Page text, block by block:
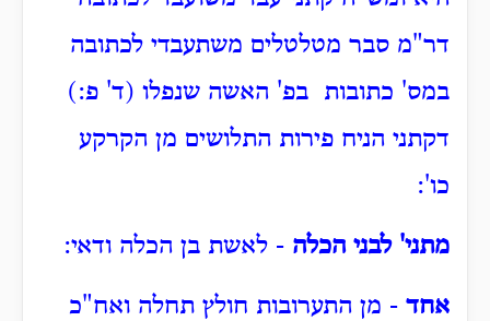
דר"מ סבר מטלטלים משתעבדי לכתובה
במס' כתובות בפ' האשה שנפלו (ד' פ:)
דקתני הניח פירות התלושים מן הקרקע
כו':
מתני' לבני הכלה - לאשת בן הכלה ודאי:
אחד - מן התערובות חולץ תחלה ואח"כ